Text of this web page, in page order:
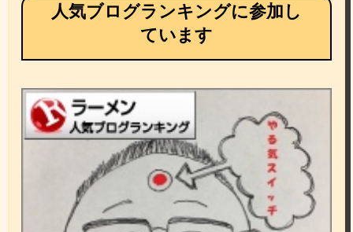
人気ブログランキングに参加し
ています